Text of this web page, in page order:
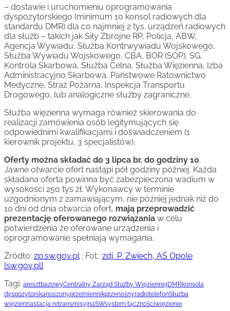
– dostawie i uruchomieniu oprogramowania
dyspozytorskiego (minimum 10 konsol radiowych dla
standardu DMR) dla co najmniej 2 tys. urządzeń radiowych
dla służb – takich jak Siły Zbrojne RP, Policja, ABW,
Agencja Wywiadu, Służba Kontrwywiadu Wojskowego,
Służba Wywiadu Wojskowego, CBA, BOR (SOP), SG,
Kontrola Skarbowa, Służba Celna, Służba Więzienna, Izba
Administracyjno Skarbowa, Państwowe Ratownictwo
Medyczne, Straż Pożarna, Inspekcja Transportu
Drogowego, lub analogiczne służby zagraniczne.
Służba więzienna wymaga również skierowania do
realizacji zamówienia osób legitymujących się
odpowiednimi kwalifikacjami i doświadczeniem (1
kierownik projektu, 3 specjalistów).
Oferty można składać do 3 lipca br. do godziny 10.
Jawne otwarcie ofert nastąpi pół godziny później. Każda
składana oferta powinna być zabezpieczona wadium w
wysokości 250 tys zł. Wykonawcy w terminie
uzgodnionym z zamawiającym, nie później jednak niż do
10 dni od dnia otwarcia ofert, mają przeprowadzić
prezentację oferowanego rozwiązania w celu
potwierdzenia że oferowane urządzenia i
oprogramowanie spełniają wymagania.
Źródło: zp.sw.gov.pl ; Fot.: zdj. P. Zwiech, AŚ Opole
[sw.gov.pl]
Tagi: aresztbazowyCentralny Zarząd Służby WięziennejDMRkonsola
dyspozytorskanoszonyprzemiennikprzenośnyradiotelefonSłużba
więziennastacja retransmisyjnaSWsystem łącznościwięzienie